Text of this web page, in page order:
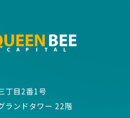
丁目2番1号
ランドタワー 22階